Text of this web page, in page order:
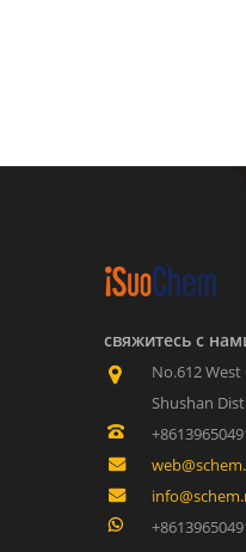
свяжитесь с
No.612
Shushan